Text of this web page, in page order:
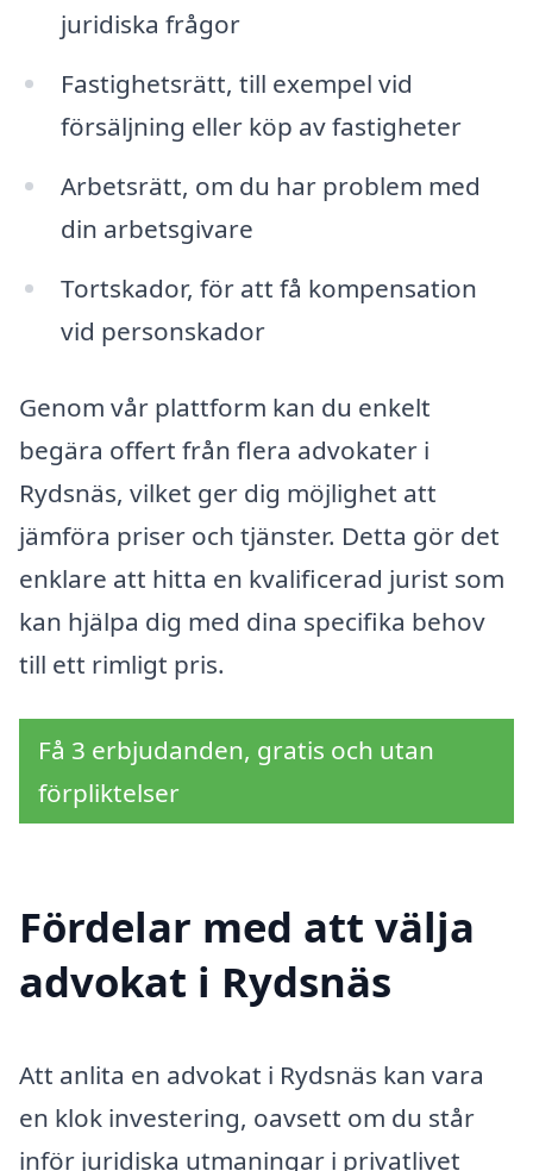
juridiska frågor
Fastighetsrätt, till exempel vid
försäljning eller köp av fastigheter
Arbetsrätt, om du har problem med
din arbetsgivare
Tortskador, för att få kompensation
vid personskador
Genom vår plattform kan du enkelt
begära offert från flera advokater i
Rydsnäs, vilket ger dig möjlighet att
jämföra priser och tjänster. Detta gör det
enklare att hitta en kvalificerad jurist som
kan hjälpa dig med dina specifika behov
till ett rimligt pris.
Få 3 erbjudanden, gratis och utan
förpliktelser
Fördelar med att välja
advokat i Rydsnäs
Att anlita en advokat i Rydsnäs kan vara
en klok investering, oavsett om du står
inför juridiska utmaningar i privatlivet